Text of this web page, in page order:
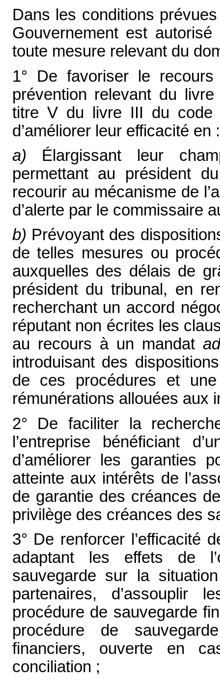
Dans les conditions
Gouvernement est
toute mesure relevant du
1° De favoriser le
prévention relevant du
titre V du livre III du code
d’améliorer leur efficacité en :
a) Élargissant leur
permettant au président
recourir au mécanisme de
d’alerte par le commissaire
b) Prévoyant des
de telles mesures ou
auxquelles des délais de
président du tribunal, en
recherchant un accord
réputant non écrites les
au recours à un mandat
introduisant des
de ces procédures et
rémunérations allouées aux
2° De faciliter la
l’entreprise bénéficiant
d’améliorer les garanties
atteinte aux intérêts de
de garantie des créances
privilège des créances des
3° De renforcer l’efficacité
adaptant les effets de
sauvegarde sur la
partenaires, d’assouplir
procédure de sauvegarde
procédure de
financiers, ouverte en
conciliation ;